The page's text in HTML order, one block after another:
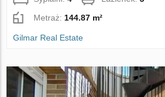
Metraż: 144.87 m²
Gilmar Real Estate